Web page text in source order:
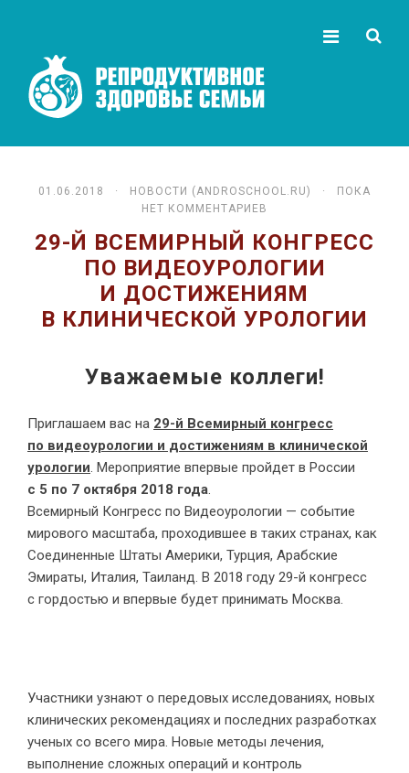
01.06.2018 · НОВОСТИ (ANDROSCHOOL.RU)
· ПОКА
НЕТ КОММЕНТАРИЕВ
29-Й ВСЕМИРНЫЙ КОНГРЕСС
ПО ВИДЕОУРОЛОГИИ
И ДОСТИЖЕНИЯМ
В КЛИНИЧЕСКОЙ УРОЛОГИИ
Уважаемые коллеги!
Приглашаем вас на 29-й Всемирный конгресс
по видеоурологии и достижениям в клинической
урологии. Мероприятие впервые пройдет в России
с 5 по 7 октября 2018 года.
Всемирный Конгресс по Видеоурологии — событие
мирового масштаба, проходившее в таких странах, как
Соединенные Штаты Америки, Турция, Арабские
Эмираты, Италия, Таиланд. В 2018 году 29-й конгресс
с гордостью и впервые будет принимать Москва.
Участники узнают о передовых исследованиях, новых
клинических рекомендациях и последних разработках
ученых со всего мира. Новые методы лечения,
выполнение сложных операций и контроль